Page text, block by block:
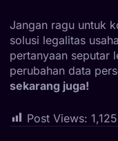
Jangan ragu untuk
solusi legalitas
pertanyaan seputar
perubahan data
sekarang juga!
Post Views: 1,125